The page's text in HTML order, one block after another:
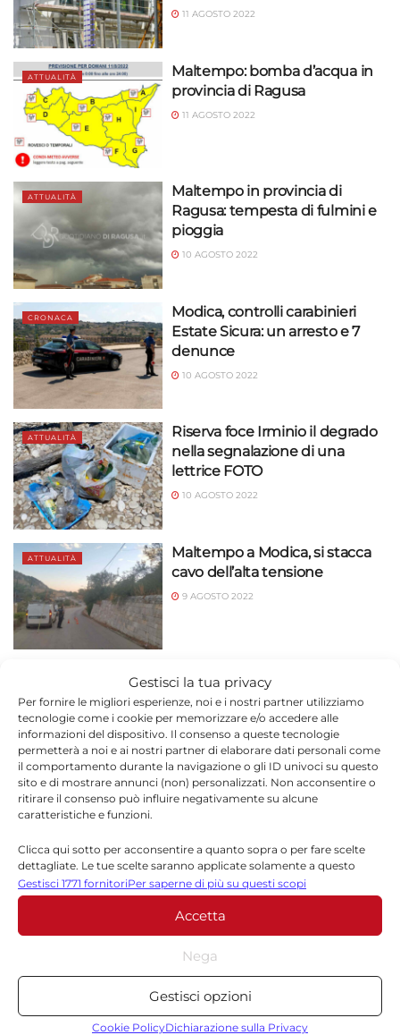
Gestisci la tua privacy
Per fornire le migliori esperienze, noi e i nostri partner utilizziamo
tecnologie come i cookie per memorizzare e/o accedere alle
informazioni del dispositivo. Il consenso a queste tecnologie
permetterà a noi e ai nostri partner di elaborare dati personali come
il comportamento durante la navigazione o gli ID univoci su questo
sito e di mostrare annunci (non) personalizzati. Non acconsentire o
ritirare il consenso può influire negativamente su alcune
caratteristiche e funzioni.
Clicca qui sotto per acconsentire a quanto sopra o per fare scelte
dettagliate. Le tue scelte saranno applicate solamente a questo
sito. È possibile modificare le impostazioni in qualsiasi momento,
compreso il ritiro del consenso, utilizzando i pulsanti della Cookie
Policy o cliccando sul pulsante di gestione del consenso nella parte
inferiore dello schermo.
Statistiche
Archiviare informazioni su dispositivo e/o accedervi, Misurare le
prestazioni degli annunci, Misurare le prestazioni dei contenuti,
Gestisci 1771 fornitoriPer saperne di più su questi scopi
Accetta
Nega
Gestisci opzioni
Cookie PolicyDichiarazione sulla Privacy
11 AGOSTO 2022
ATTUALITÀ
Maltempo: bomba d’acqua in
provincia di Ragusa
11 AGOSTO 2022
ATTUALITÀ
Maltempo in provincia di
Ragusa: tempesta di fulmini e
pioggia
10 AGOSTO 2022
CRONACA
Modica, controlli carabinieri
Estate Sicura: un arresto e 7
denunce
10 AGOSTO 2022
ATTUALITÀ
Riserva foce Irminio il degrado
nella segnalazione di una
lettrice FOTO
10 AGOSTO 2022
ATTUALITÀ
Maltempo a Modica, si stacca
cavo dell’alta tensione
9 AGOSTO 2022
altro morto a Vittoria
9 AGOSTO 2022
ATTUALITÀ
A Marina di Ragusa la
9 AGOSTO 2022
Covid Ragusa, scendono i
contagi Covid: altro morto
8 AGOSTO 2022